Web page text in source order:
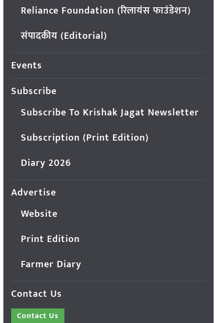
Reliance Foundation (रिलायंस फाउंडेशन)
संपादकीय (Editorial)
Events
Subscribe
Subscribe To Krishak Jagat Newsletter
Subscription (Print Edition)
Diary 2026
Advertise
Website
Print Edition
Farmer Diary
Contact Us
Contact Us